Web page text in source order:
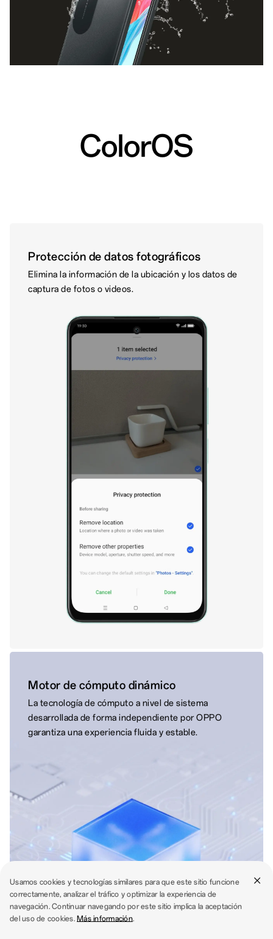
Usamos cookies y tecnologías similares para que este sitio funcione
correctamente, analizar el tráfico y optimizar la experiencia de
navegación. Continuar navegando por este sitio implica la aceptación
del uso de cookies. Más información.
ColorOS
Protección de datos fotográficos
Elimina la información de la ubicación y los datos de
captura de fotos o videos.
Motor de cómputo dinámico
La tecnología de cómputo a nivel de sistema
desarrollada de forma independiente por OPPO
garantiza una experiencia fluida y estable.